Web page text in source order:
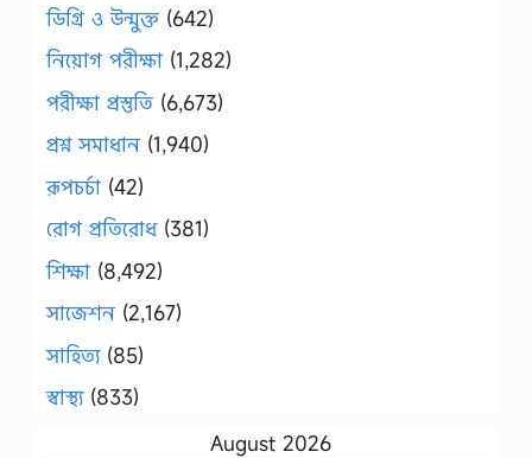
ডিগ্রি ও উন্মুক্ত (642)
নিয়োগ পরীক্ষা (1,282)
পরীক্ষা প্রস্তুতি (6,673)
প্রশ্ন সমাধান (1,940)
রূপচর্চা (42)
রোগ প্রতিরোধ(381)
শিক্ষা (8,492)
সাজেশন (2,167)
সাহিত্য(85)
স্বাস্থ্য(833)
August 2026